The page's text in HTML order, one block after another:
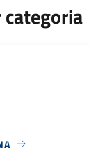
categoria